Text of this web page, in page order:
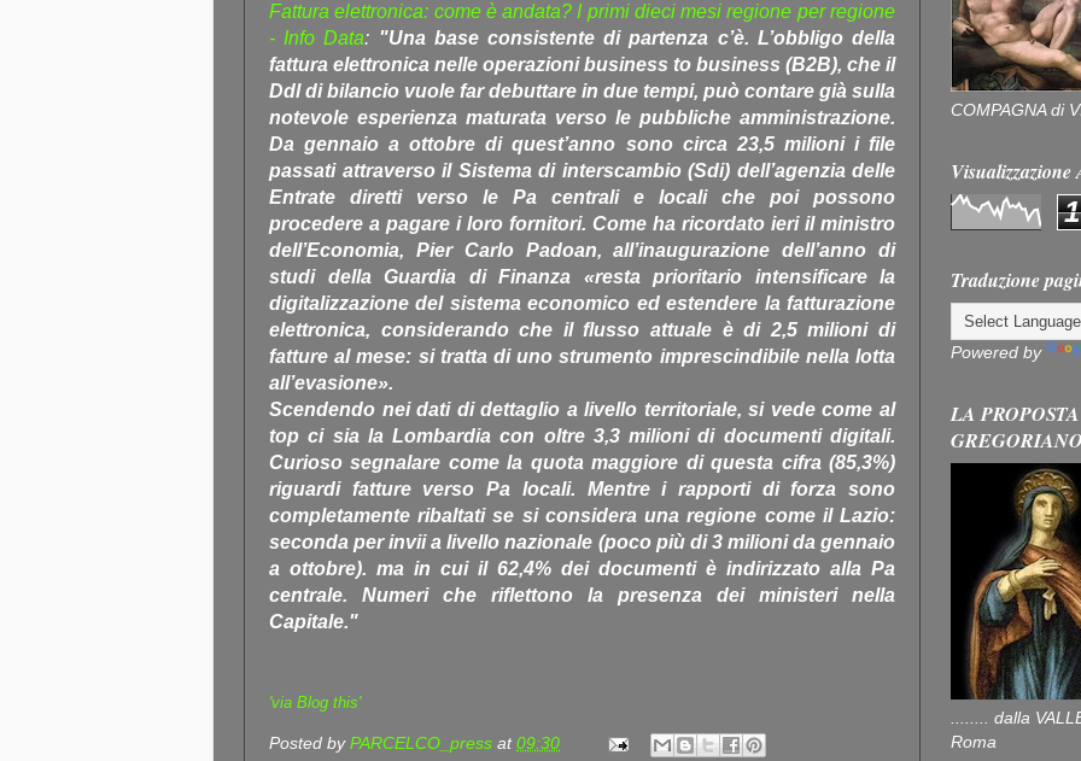
Fattura elettronica: come è andata? I primi dieci mesi regione per regione
- Info Data: "Una base consistente di partenza c’è. L’obbligo della
fattura elettronica nelle operazioni business to business (B2B), che il
Ddl di bilancio vuole far debuttare in due tempi, può contare già sulla
notevole esperienza maturata verso le pubbliche amministrazione.
Da gennaio a ottobre di quest’anno sono circa 23,5 milioni i file
passati attraverso il Sistema di interscambio (Sdi) dell’agenzia delle
Entrate diretti verso le Pa centrali e locali che poi possono
procedere a pagare i loro fornitori. Come ha ricordato ieri il ministro
dell’Economia, Pier Carlo Padoan, all’inaugurazione dell’anno di
studi della Guardia di Finanza «resta prioritario intensificare la
digitalizzazione del sistema economico ed estendere la fatturazione
elettronica, considerando che il flusso attuale è di 2,5 milioni di
fatture al mese: si tratta di uno strumento imprescindibile nella lotta
all’evasione».
Scendendo nei dati di dettaglio a livello territoriale, si vede come al
top ci sia la Lombardia con oltre 3,3 milioni di documenti digitali.
Curioso segnalare come la quota maggiore di questa cifra (85,3%)
riguardi fatture verso Pa locali. Mentre i rapporti di forza sono
completamente ribaltati se si considera una regione come il Lazio:
seconda per invii a livello nazionale (poco più di 3 milioni da gennaio
a ottobre). ma in cui il 62,4% dei documenti è indirizzato alla Pa
centrale. Numeri che riflettono la presenza dei ministeri nella
Capitale."
'via Blog this'
Posted byPARCELCO_press at09:30
COMPAGNA di
1
Traduzione
Powered by
LA
........ dalla
Roma